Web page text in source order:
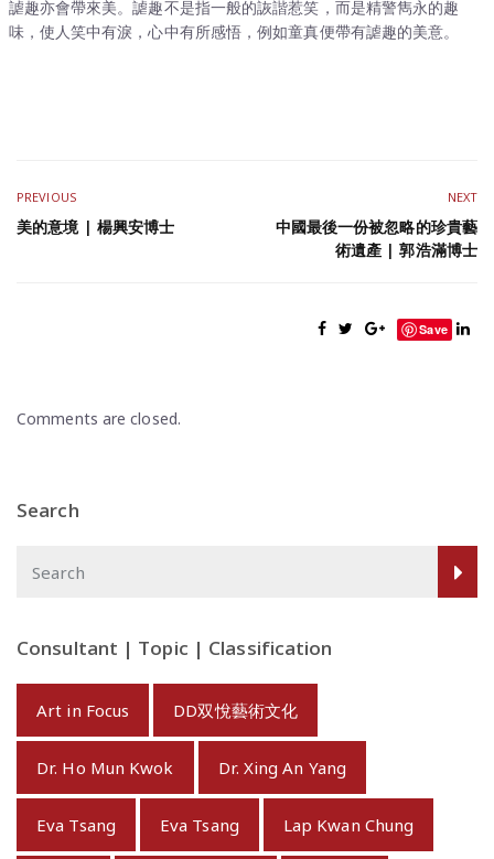
謔趣亦會帶來美。謔趣不是指一般的詼諧惹笑，而是精警雋永的趣
味，使人笑中有淚，心中有所感悟，例如童真便帶有謔趣的美意。
PREVIOUS
美的意境 | 楊興安博士
NEXT
中國最後一份被忽略的珍貴藝
術遺產 | 郭浩滿博士
Save
Comments are closed.
Search
Consultant | Topic | Classification
Art in Focus DD双悅藝術文化
Dr. Ho Mun Kwok Dr. Xing An Yang
Eva Tsang Eva Tsang Lap Kwan Chung